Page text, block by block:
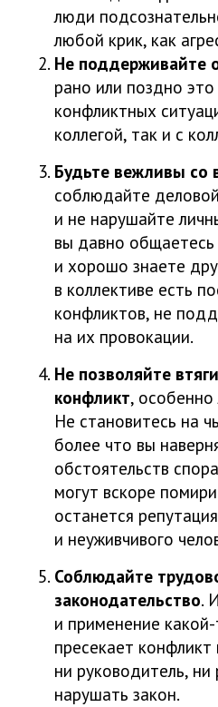
люди
любой крик, как
Не поддерживайте
рано или поздно
конфликтных
коллегой, так и с
Будьте вежливы со
соблюдайте
и не нарушайте
вы давно общаетесь
и хорошо знаете
в коллективе есть
конфликтов, не
на их провокации.
Не позволяйте
конфликт, особенно
Не становитесь на
более что вы
обстоятельств
могут вскоре
останется
и неуживчивого
Соблюдайте
законодательство.
и применение
пресекает
ни руководитель,
нарушать закон.